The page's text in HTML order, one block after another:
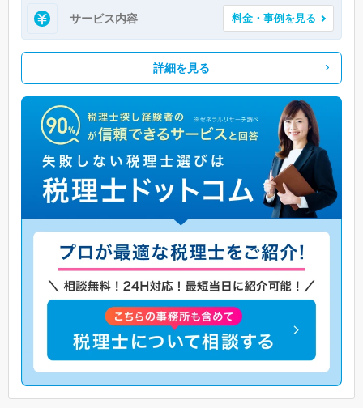
サービス内容 料金・事例を見る
詳細を見る